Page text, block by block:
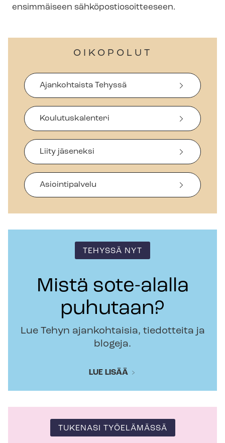
ensimmäiseen säh­kö­pos­tio­soit­tee­seen.
OIKOPOLUT
Ajankohtaista Tehyssä
Koulutuskalenteri
Liity jäseneksi
Asiointipalvelu
TEHYSSÄ NYT
Mistä sote-alalla
puhutaan?
Lue Tehyn ajankohtaisia, tiedotteita ja
blogeja.
LUE LISÄÄ
TUKENASI TYÖELÄMÄSSÄ